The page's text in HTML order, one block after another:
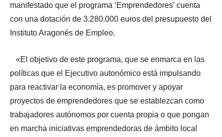
manifestado que el programa ‘Emprendedores’ cuenta
con una dotación de 3.280.000 euros del presupuesto del
Instituto Aragonés de Empleo.
«El objetivo de este programa, que se enmarca en las
políticas que el Ejecutivo autonómico está impulsando
para reactivar la economía, es promover y apoyar
proyectos de emprendedores que se establezcan como
trabajadores autónomos por cuenta propia o que pongan
en marcha iniciativas emprendedoras de ámbito local